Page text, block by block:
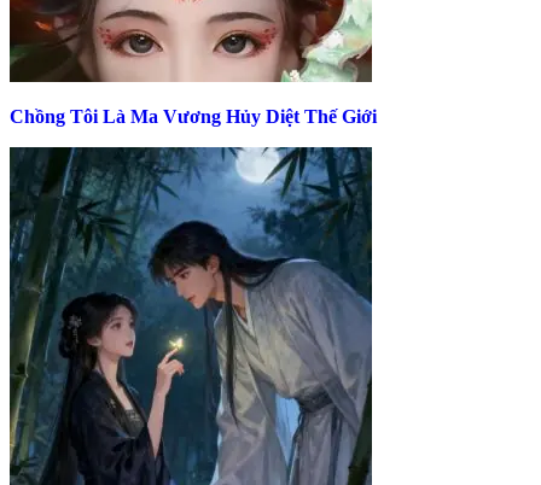
Chồng Tôi Là Ma Vương Hủy Diệt Thế Giới